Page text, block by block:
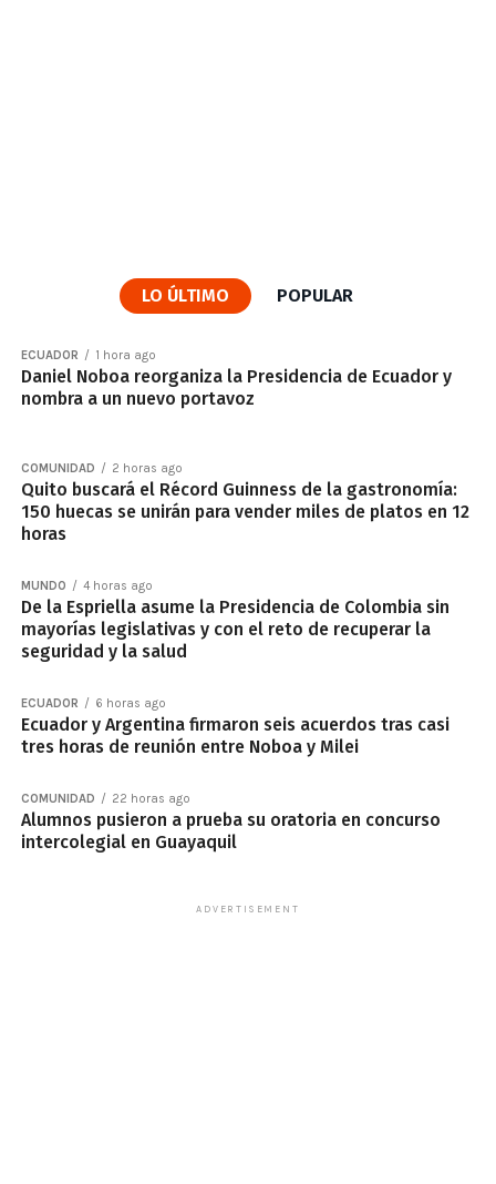
LO ÚLTIMO POPULAR
ECUADOR 1 hora ago
Daniel Noboa reorganiza la Presidencia de Ecuador y
nombra a un nuevo portavoz
COMUNIDAD 2 horas ago
Quito buscará el Récord Guinness de la gastronomía:
150 huecas se unirán para vender miles de platos en 12
horas
MUNDO 4 horas ago
De la Espriella asume la Presidencia de Colombia sin
mayorías legislativas y con el reto de recuperar la
seguridad y la salud
ECUADOR 6 horas ago
Ecuador y Argentina firmaron seis acuerdos tras casi
tres horas de reunión entre Noboa y Milei
COMUNIDAD 22 horas ago
Alumnos pusieron a prueba su oratoria en concurso
intercolegial en Guayaquil
ADVERTISEMENT